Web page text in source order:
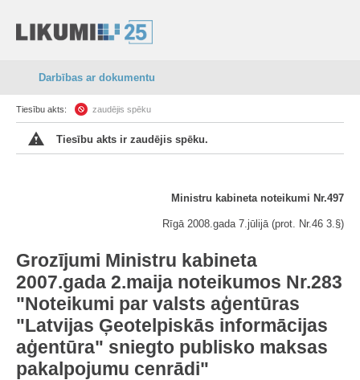
Darbības ar dokumentu
Tiesību akts: zaudējis spēku
Tiesību akts ir zaudējis spēku.
Ministru kabineta noteikumi Nr.497
Rīgā 2008.gada 7.jūlijā (prot. Nr.46 3.§)
Grozījumi Ministru kabineta
2007.gada 2.maija noteikumos Nr.283
"Noteikumi par valsts aģentūras
"Latvijas Ģeotelpiskās informācijas
aģentūra" sniegto publisko maksas
pakalpojumu cenrādi"